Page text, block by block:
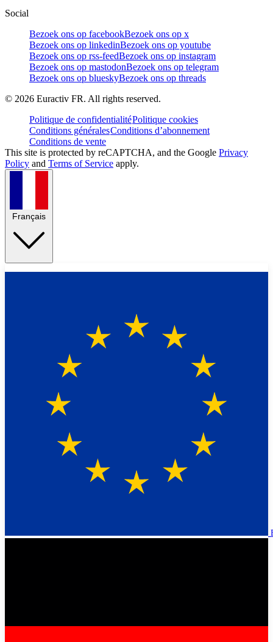
Social
Bezoek ons op facebookBezoek ons op x
Bezoek ons op linkedinBezoek ons op youtube
Bezoek ons op rss-feedBezoek ons op instagram
Bezoek ons op mastodonBezoek ons op telegram
Bezoek ons op blueskyBezoek ons op threads
© 2026 Euractiv FR. All rights reserved.
Politique de confidentialitéPolitique cookies
Conditions généralesConditions d’abonnement
Conditions de vente
This site is protected by reCAPTCHA, and the Google Privacy
Policy and Terms of Service apply.
Français